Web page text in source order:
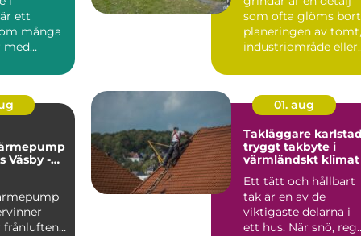
ett
många
med
som ofta glöms
planeringen av tomt,
industriområde eller
Väsby -
frånluften
01. aug
Takläggare karlstad
tryggt takbyte i
värmländskt klimat
Ett tätt och hållbart
tak är en av de
viktigaste delarna i
ett hus. När snö,